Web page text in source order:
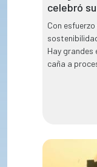
celebró
Con
Hay
caña a